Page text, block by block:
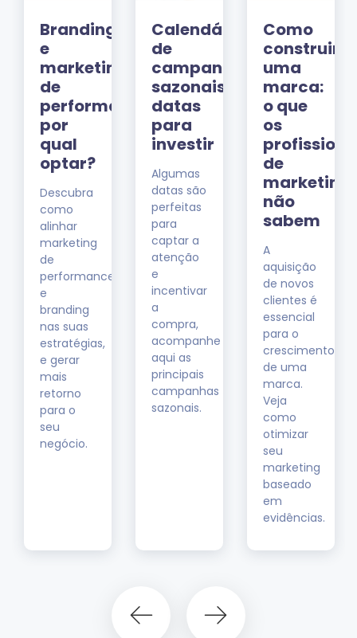
Branding
e
marketing
de
performance:
por
qual
optar?
Descubra
como
alinhar
marketing
de
performance
e
branding
nas suas
estratégias,
e gerar
mais
retorno
para o
seu
negócio.
Calendário
de
campanhas
sazonais:
datas
para
investir
Algumas
datas são
perfeitas
para
captar a
atenção
e
incentivar
a
compra,
acompanhe
aqui as
principais
campanhas
sazonais.
Como
construir
uma
marca:
o que
os
de
marketing
não
sabem
A
aquisição
de novos
clientes é
essencial
para o
crescimento
de uma
marca.
Veja
como
otimizar
seu
marketing
baseado
em
evidências.